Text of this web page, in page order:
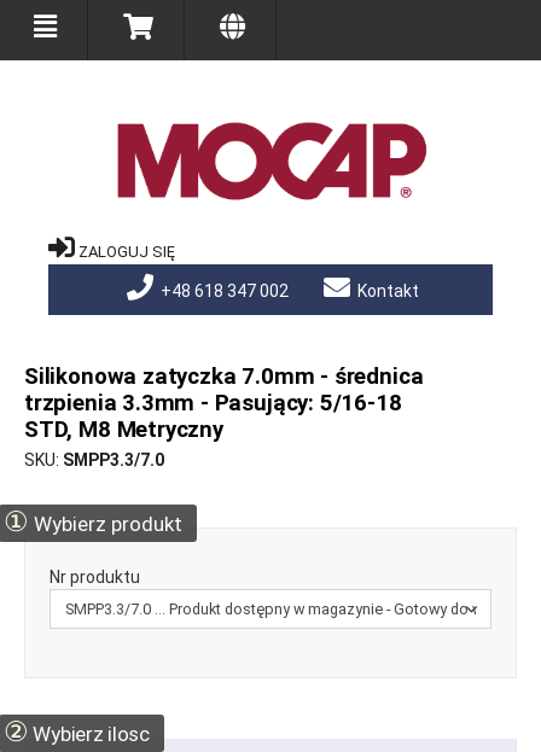
ZALOGUJ SIĘ
+48 618 347 002 Kontakt
Silikonowa zatyczka 7.0mm - średnica
trzpienia 3.3mm - Pasujący: 5/16-18
STD, M8 Metryczny
SKU SMPP3.3/7.0
① Wybierz produkt
Nr produktu
② Wybierz ilosc